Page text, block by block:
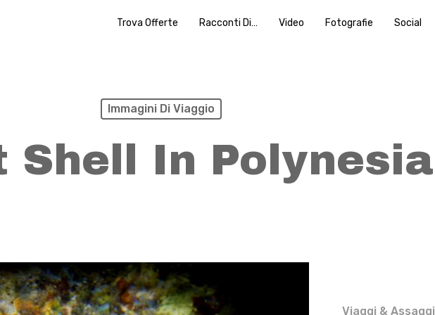
Trova Offerte Racconti Di… Video Fotografie Social
Immagini Di Viaggio
Shell In Polynesia
Viaggi & Assaggi